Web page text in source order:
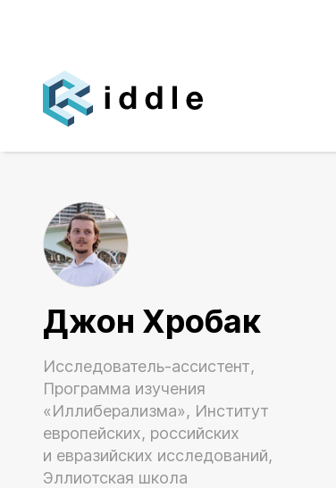
Джон Хробак
Исследователь-ассистент,
Программа изучения
«Иллиберализма», Институт
европейских, российских
и евразийских исследований,
Эллиотская школа